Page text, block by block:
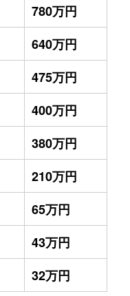
780万円
640万円
475万円
400万円
380万円
210万円
65万円
43万円
32万円